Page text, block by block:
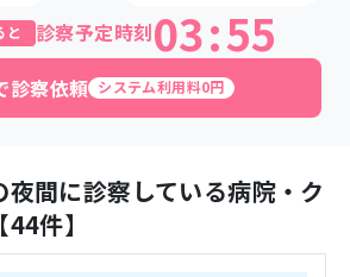
と 診察予定時刻03:55
診察依頼 システム利用料0円
夜間に診察している病院・ク
44件】